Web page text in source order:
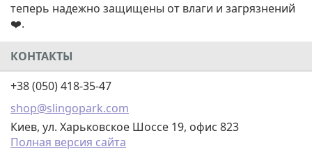
теперь надежно защищены от влаги и загрязнений
❤️.
КОНТАКТЫ
+38 (050) 418-35-47
shop@slingopark.com
Киев, ул. Харьковское Шоссе 19, офис 823
Полная версия сайта